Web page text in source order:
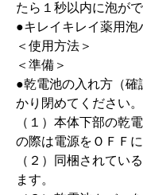
たら１秒以内に泡がで
●キレイキレイ薬用泡
＜使用方法＞
＜準備＞
●乾電池の入れ方（確
かり閉めてください。
（１）本体下部の乾
の際は電源をＯＦＦに
（２）同梱されてい
ます。